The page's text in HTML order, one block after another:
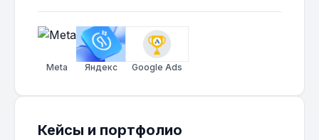
Meta Яндекс Google Ads
Кейсы и портфолио